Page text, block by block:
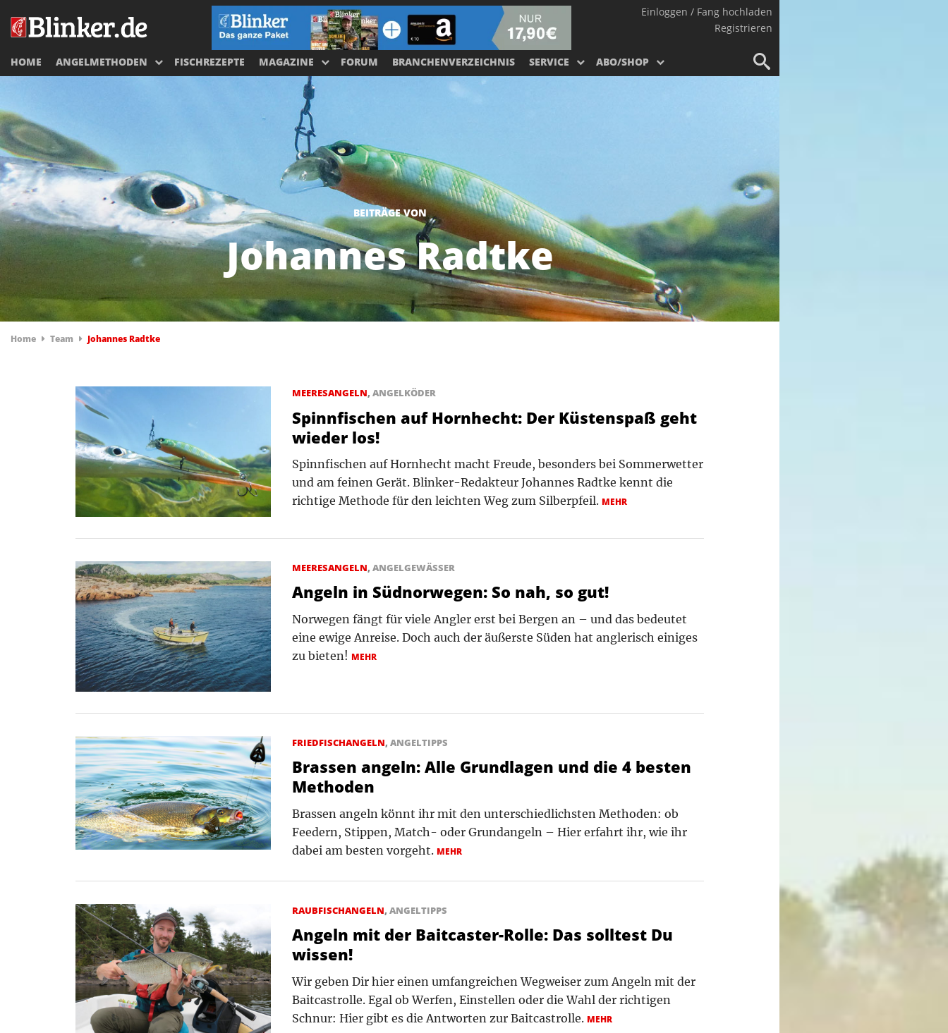
Einloggen / Fang hochladen
Registrieren
HOME ANGELMETHODEN FISCHREZEPTE MAGAZINE FORUM BRANCHENVERZEICHNIS SERVICE ABO/SHOP
BEITRÄGE VON
Johannes Radtke
Home Team Johannes Radtke
MEERESANGELN,ANGELKÖDER
Spinnfischen auf Hornhecht: Der Küstenspaß geht
wieder los!
Spinnfischen auf Hornhecht macht Freude, besonders bei Sommerwetter
und am feinen Gerät. Blinker-Redakteur Johannes Radtke kennt die
richtige Methode für den leichten Weg zum Silberpfeil. MEHR
MEERESANGELN,ANGELGEWÄSSER
Angeln in Südnorwegen: So nah, so gut!
Norwegen fängt für viele Angler erst bei Bergen an – und das bedeutet
eine ewige Anreise. Doch auch der äußerste Süden hat anglerisch einiges
zu bieten! MEHR
FRIEDFISCHANGELN,ANGELTIPPS
Brassen angeln: Alle Grundlagen und die 4 besten
Methoden
Brassen angeln könnt ihr mit den unterschiedlichsten Methoden: ob
Feedern, Stippen, Match- oder Grundangeln – Hier erfahrt ihr, wie ihr
dabei am besten vorgeht. MEHR
RAUBFISCHANGELN,ANGELTIPPS
Angeln mit der Baitcaster-Rolle: Das solltest Du
wissen!
Wir geben Dir hier einen umfangreichen Wegweiser zum Angeln mit der
Baitcastrolle. Egal ob Werfen, Einstellen oder die Wahl der richtigen
Schnur: Hier gibt es die Antworten zur Baitcastrolle. MEHR